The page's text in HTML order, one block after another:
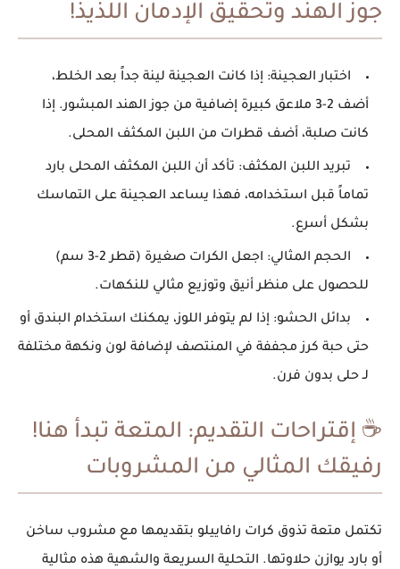
جوز الهند وتحقيق الإدمان اللذيذ!
اختبار العجينة: إذا كانت العجينة لينة جداً بعد الخلط،
أضف 2-3 ملاعق كبيرة إضافية من جوز الهند المبشور. إذا
كانت صلبة، أضف قطرات من اللبن المكثف المحلى.
تبريد اللبن المكثف: تأكد أن اللبن المكثف المحلى بارد
تماماً قبل استخدامه، فهذا يساعد العجينة على التماسك
بشكل أسرع.
الحجم المثالي: اجعل الكرات صغيرة (قطر 2-3 سم)
للحصول على منظر أنيق وتوزيع مثالي للنكهات.
بدائل الحشو: إذا لم يتوفر اللوز، يمكنك استخدام البندق أو
حتى حبة كرز مجففة في المنتصف لإضافة لون ونكهة مختلفة
لـ حلى بدون فرن.
☕ إقتراحات التقديم: المتعة تبدأ هنا!
رفيقك المثالي من المشروبات
تكتمل متعة تذوق كرات رافاييلو بتقديمها مع مشروب ساخن
أو بارد يوازن حلاوتها. التحلية السريعة والشهية هذه مثالية